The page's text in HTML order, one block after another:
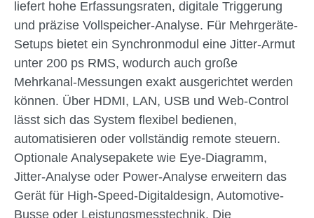
liefert hohe Erfassungsraten, digitale Triggerung
und präzise Vollspeicher-Analyse. Für Mehrgeräte-
Setups bietet ein Synchronmodul eine Jitter-Armut
unter 200 ps RMS, wodurch auch große
Mehrkanal-Messungen exakt ausgerichtet werden
können. Über HDMI, LAN, USB und Web-Control
lässt sich das System flexibel bedienen,
automatisieren oder vollständig remote steuern.
Optionale Analysepakete wie Eye-Diagramm,
Jitter-Analyse oder Power-Analyse erweitern das
Gerät für High-Speed-Digitaldesign, Automotive-
Busse oder Leistungsmesstechnik. Die